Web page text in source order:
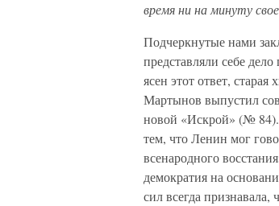
время ни на минуту
Подчеркнутые нами
представляли себе
ясен этот ответ,
Мартынов выпустил
новой «Искрой» (№ 84).
тем, что Ленин мог
всенародного
демократия на
сил всегда